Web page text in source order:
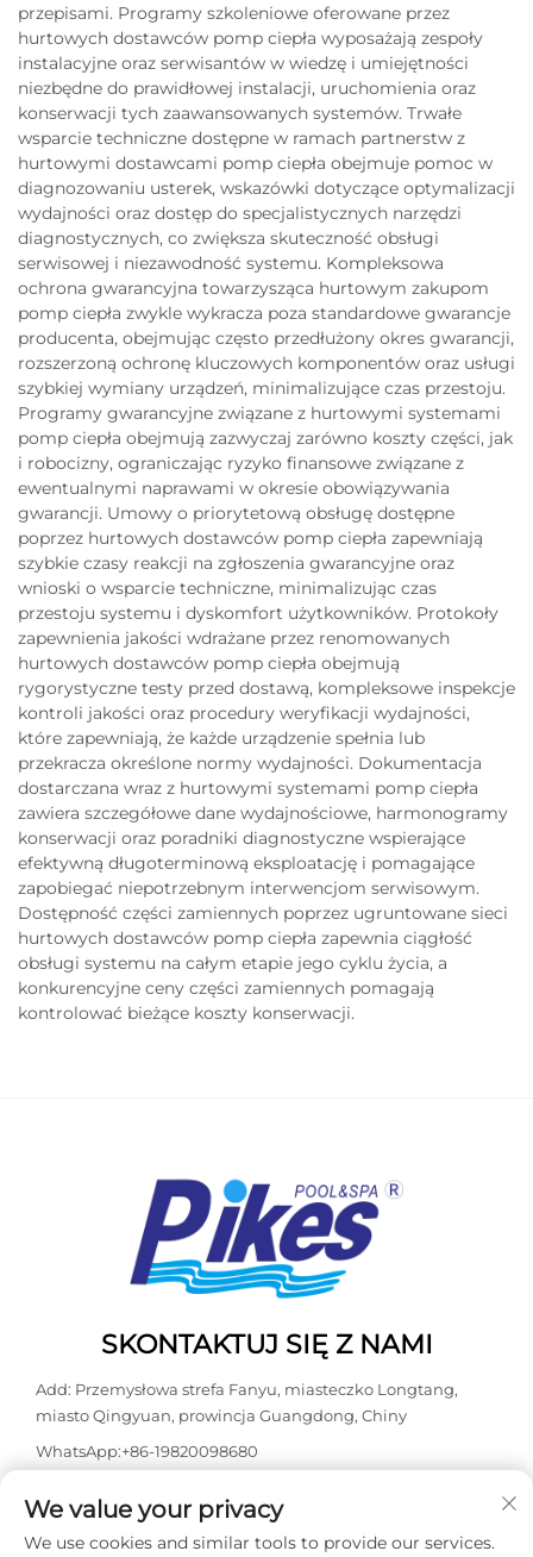
przepisami. Programy szkoleniowe oferowane przez
hurtowych dostawców pomp ciepła wyposażają zespoły
instalacyjne oraz serwisantów w wiedzę i umiejętności
niezbędne do prawidłowej instalacji, uruchomienia oraz
konserwacji tych zaawansowanych systemów. Trwałe
wsparcie techniczne dostępne w ramach partnerstw z
hurtowymi dostawcami pomp ciepła obejmuje pomoc w
diagnozowaniu usterek, wskazówki dotyczące optymalizacji
wydajności oraz dostęp do specjalistycznych narzędzi
diagnostycznych, co zwiększa skuteczność obsługi
serwisowej i niezawodność systemu. Kompleksowa
ochrona gwarancyjna towarzysząca hurtowym zakupom
pomp ciepła zwykle wykracza poza standardowe gwarancje
producenta, obejmując często przedłużony okres gwarancji,
rozszerzoną ochronę kluczowych komponentów oraz usługi
szybkiej wymiany urządzeń, minimalizujące czas przestoju.
Programy gwarancyjne związane z hurtowymi systemami
pomp ciepła obejmują zazwyczaj zarówno koszty części, jak
i robocizny, ograniczając ryzyko finansowe związane z
ewentualnymi naprawami w okresie obowiązywania
gwarancji. Umowy o priorytetową obsługę dostępne
poprzez hurtowych dostawców pomp ciepła zapewniają
szybkie czasy reakcji na zgłoszenia gwarancyjne oraz
wnioski o wsparcie techniczne, minimalizując czas
przestoju systemu i dyskomfort użytkowników. Protokoły
zapewnienia jakości wdrażane przez renomowanych
hurtowych dostawców pomp ciepła obejmują
rygorystyczne testy przed dostawą, kompleksowe inspekcje
kontroli jakości oraz procedury weryfikacji wydajności,
które zapewniają, że każde urządzenie spełnia lub
przekracza określone normy wydajności. Dokumentacja
dostarczana wraz z hurtowymi systemami pomp ciepła
zawiera szczegółowe dane wydajnościowe, harmonogramy
konserwacji oraz poradniki diagnostyczne wspierające
efektywną długoterminową eksploatację i pomagające
zapobiegać niepotrzebnym interwencjom serwisowym.
Dostępność części zamiennych poprzez ugruntowane sieci
hurtowych dostawców pomp ciepła zapewnia ciągłość
obsługi systemu na całym etapie jego cyklu życia, a
konkurencyjne ceny części zamiennych pomagają
kontrolować bieżące koszty konserwacji.
SKONTAKTUJ SIĘ Z NAMI
Add: Przemysłowa strefa Fanyu, miasteczko Longtang,
miasto Qingyuan, prowincja Guangdong, Chiny
WhatsApp:+86-19820098680
E-mail:[email protected]
We value your privacy
We use cookies and similar tools to provide our services.